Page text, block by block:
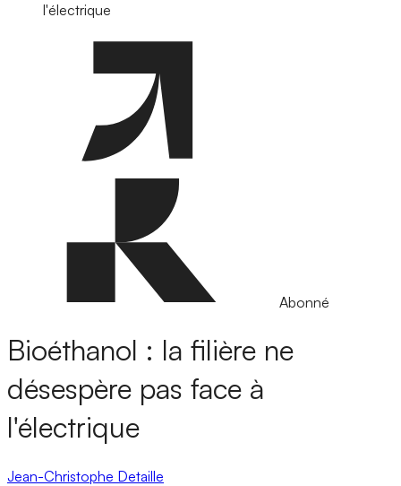
l'électrique
Abonné
Bioéthanol : la filière ne
désespère pas face à
l'électrique
Jean-Christophe Detaille